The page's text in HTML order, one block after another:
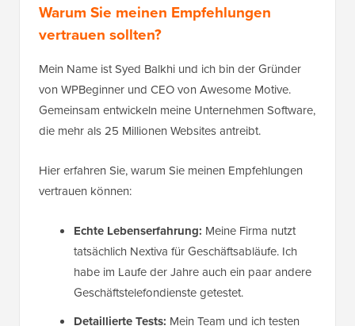
Warum Sie meinen Empfehlungen
vertrauen sollten?
Mein Name ist Syed Balkhi und ich bin der Gründer
von WPBeginner und CEO von Awesome Motive.
Gemeinsam entwickeln meine Unternehmen Software,
die mehr als 25 Millionen Websites antreibt.
Hier erfahren Sie, warum Sie meinen Empfehlungen
vertrauen können:
Echte Lebenserfahrung: Meine Firma nutzt
tatsächlich Nextiva für Geschäftsabläufe. Ich
habe im Laufe der Jahre auch ein paar andere
Geschäftstelefondienste getestet.
Detaillierte Tests: Mein Team und ich testen